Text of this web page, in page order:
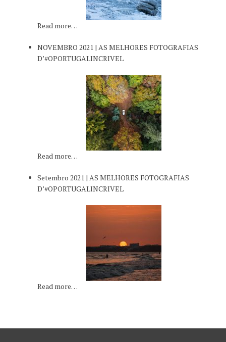
Read more…
NOVEMBRO 2021 | AS MELHORES FOTOGRAFIAS
D’#OPORTUGALINCRIVEL
Read more…
Setembro 2021 | AS MELHORES FOTOGRAFIAS
D’#OPORTUGALINCRIVEL
Read more…